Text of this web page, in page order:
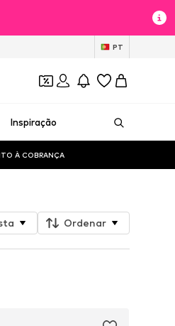
PT
Inspiração
À COBRANÇA
Ordenar